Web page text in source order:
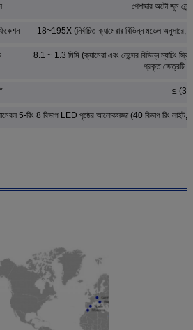
পেশাদার অটো জুম
18~195X (নির্বাচিত ক্যামেরার বিভিন্ন মডেল অনুসারে,
8.1 ~ 1.3 মিমি (ক্যামেরা এবং লেন্সের বিভিন্ন ম্যাচিং
প্রকৃত ক্ষেত্রটি
≤
5-রিং 8 বিভাগ LED পৃষ্ঠের আলোকসজ্জা (40 বিভাগ রিং লাইট,